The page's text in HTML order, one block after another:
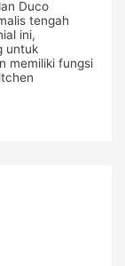
Duco
tengah
ini,
untuk
memiliki fungsi